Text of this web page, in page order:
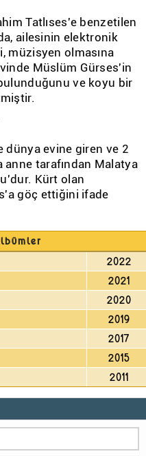
Tatlıses'e benzetilen
ailesinin elektronik
müzisyen olmasına
Müslüm Gürses'in
ve koyu bir
dünya evine giren ve 2
tarafından Malatya
Kürt olan
göç ettiğini ifade
2022
2021
2020
2019
2017
2015
2011